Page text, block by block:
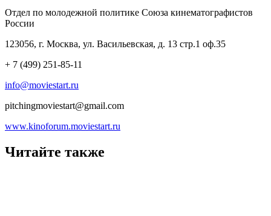
Отдел по молодежной политике Союза кинематографистов
России
123056, г. Москва, ул. Васильевская, д. 13 стр.1 оф.35
+ 7 (499) 251-85-11
info@moviestart.ru
pitchingmoviestart@gmail.com
www.kinoforum.moviestart.ru
Читайте также